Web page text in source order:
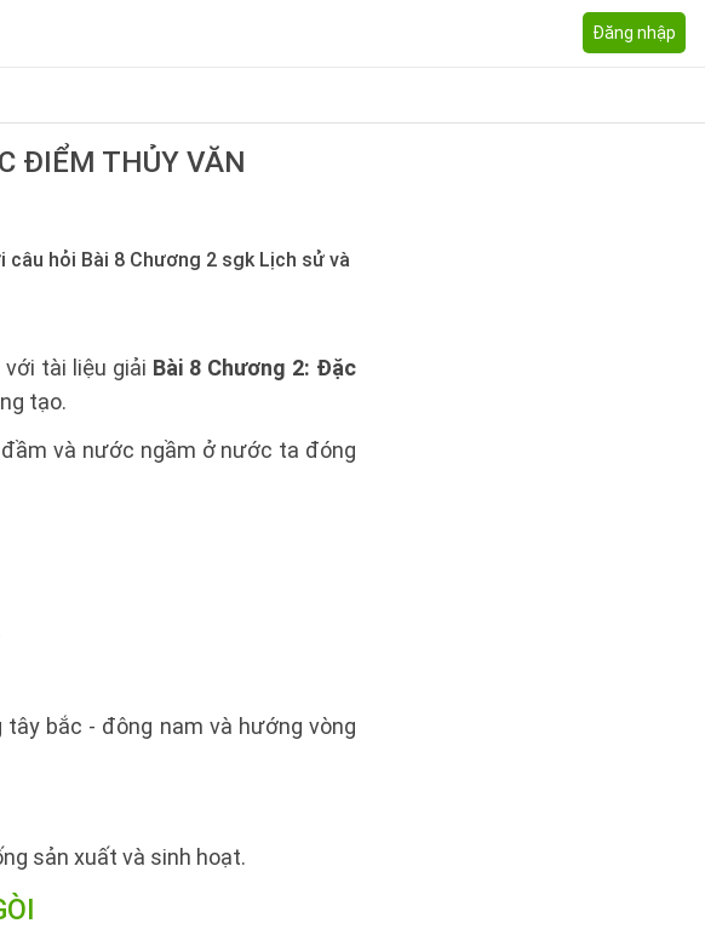
Đăng nhập
ĐIỂM THỦY VĂN
hỏi Bài 8 Chương 2 sgk Lịch sử và
tài liệu giải Bài 8 Chương 2: Đặc
tạo.
và nước ngầm ở nước ta đóng
bắc - đông nam và hướng vòng
sản xuất và sinh hoạt.